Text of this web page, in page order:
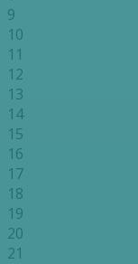
9
10
11
12
13
14
15
16
17
18
19
20
21